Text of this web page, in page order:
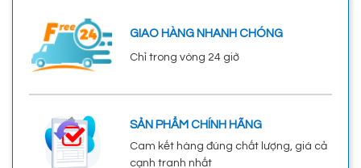
GIAO HÀNG NHANH CHÓNG
Chỉ trong vòng 24 giờ
SẢN PHẨM CHÍNH HÃNG
Cam kết hàng đúng chất lượng, giá cả
cạnh tranh nhất